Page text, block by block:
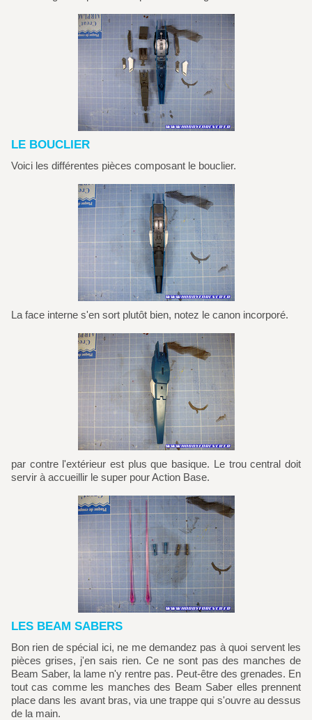
LE BOUCLIER
Voici les différentes pièces composant le bouclier.
La face interne s'en sort plutôt bien, notez le canon incorporé.
par contre l'extérieur est plus que basique. Le trou central doit
servir à accueillir le super pour Action Base.
LES BEAM SABERS
Bon rien de spécial ici, ne me demandez pas à quoi servent les
pièces grises, j'en sais rien. Ce ne sont pas des manches de
Beam Saber, la lame n'y rentre pas. Peut-être des grenades. En
tout cas comme les manches des Beam Saber elles prennent
place dans les avant bras, via une trappe qui s'ouvre au dessus
de la main.